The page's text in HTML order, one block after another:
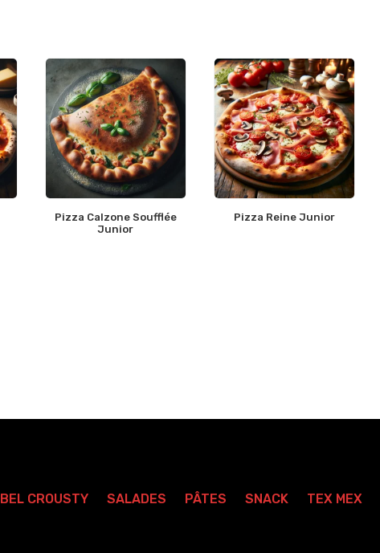
Pizza Calzone Soufflée
Junior
Pizza Reine Junior
BEL CROUSTY SALADES PÂTES SNACK TEX MEX